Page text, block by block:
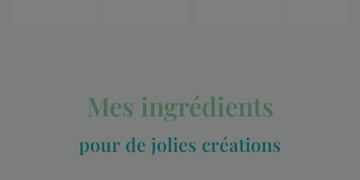
Mes ingrédients
pour de jolies créations